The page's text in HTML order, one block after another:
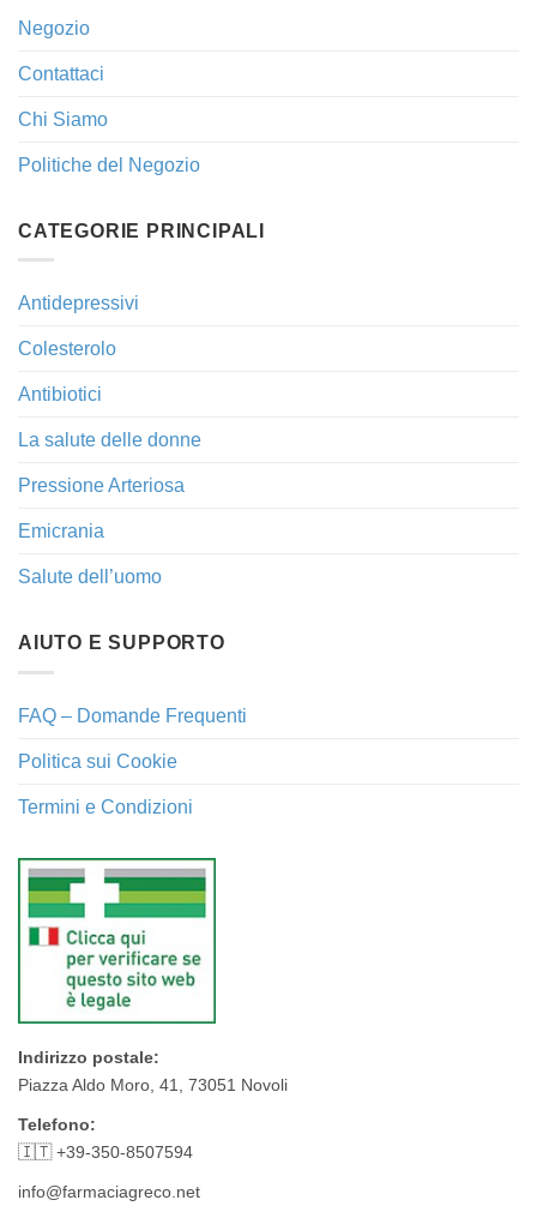
Negozio
Contattaci
Chi Siamo
Politiche del Negozio
CATEGORIE PRINCIPALI
Antidepressivi
Colesterolo
Antibiotici
La salute delle donne
Pressione Arteriosa
Emicrania
Salute dell’uomo
AIUTO E SUPPORTO
FAQ – Domande Frequenti
Politica sui Cookie
Termini e Condizioni
Indirizzo postale:
Piazza Aldo Moro, 41, 73051 Novoli
Telefono:
🇮🇹 +39-350-8507594
info@farmaciagreco.net